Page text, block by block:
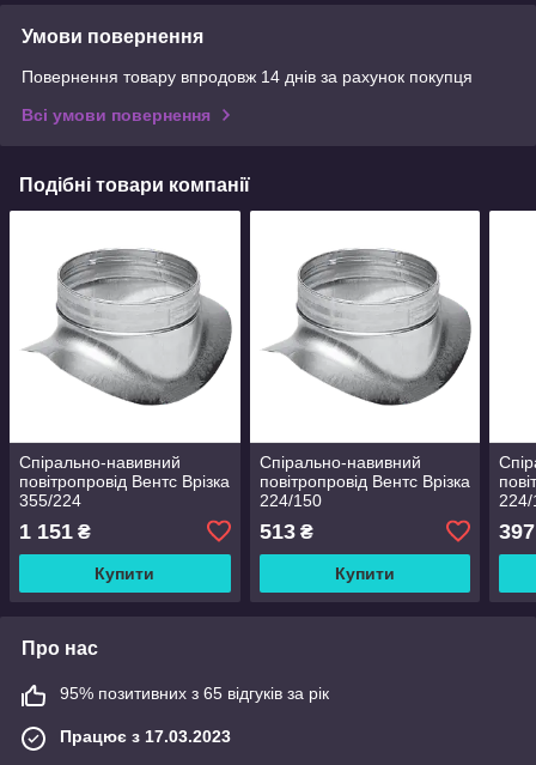
Умови повернення
Повернення товару впродовж 14 днів за рахунок покупця
Всі умови повернення
Подібні товари компанії
Спірально-навивний
повітропровід Вентс Врізка
355/224
1 151 ₴
Купити
Спірально-навивний
повітропровід Вентс Врізка
224/150
513₴
Купити
397
Про нас
95% позитивних з 65 відгуків за рік
Працює з 17.03.2023